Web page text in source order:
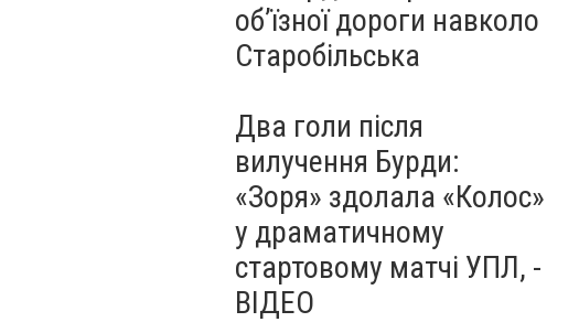
об’їзної дороги навколо
Старобільська
Два голи після
вилучення Бурди:
«Зоря» здолала «Колос»
у драматичному
стартовому матчі УПЛ, -
ВІДЕО